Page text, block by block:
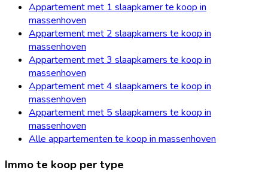
Appartement met 1 slaapkamer te koop in
massenhoven
Appartement met 2 slaapkamers te koop in
massenhoven
Appartement met 3 slaapkamers te koop in
massenhoven
Appartement met 4 slaapkamers te koop in
massenhoven
Appartement met 5 slaapkamers te koop in
massenhoven
Alle appartementen te koop in massenhoven
Immo te koop per type